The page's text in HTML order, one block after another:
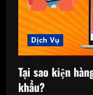
Dịch Vụ
Tại sao kiện
khẩu?